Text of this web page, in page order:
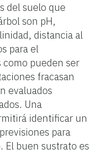
del suelo que
son pH,
distancia al
para el
pueden ser
fracasan
evaluados
Una
identificar un
para
El buen sustrato es